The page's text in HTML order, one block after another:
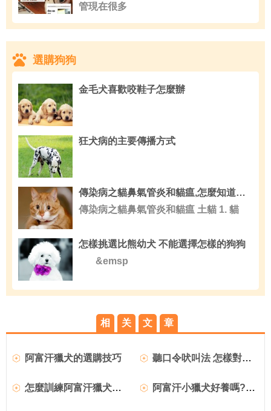
管現在很多
選購狗狗
金毛犬喜歡咬鞋子怎麼辦
狂犬病的主要傳播方式
傳染病之貓鼻氣管炎和貓瘟,怎麼知道貓咪是否有傳染病
傳染病之貓鼻氣管炎和貓瘟 土貓 1. 貓
怎樣挑選比熊幼犬 不能選擇怎樣的狗狗
&emsp
相 关 文 章
阿富汗獵犬的選購技巧 聽口令吠叫法 怎樣對阿富汗獵犬進行發聲訓練
怎麼訓練阿富汗獵犬好？ 阿富汗小獵犬好養嗎?阿富汗小獵犬多少錢_智商高嗎